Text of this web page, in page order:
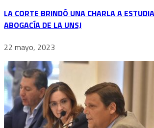
LA CORTE BRINDÓ UNA CHARLA A
ABOGACÍA DE LA UNSJ
22 mayo, 2023